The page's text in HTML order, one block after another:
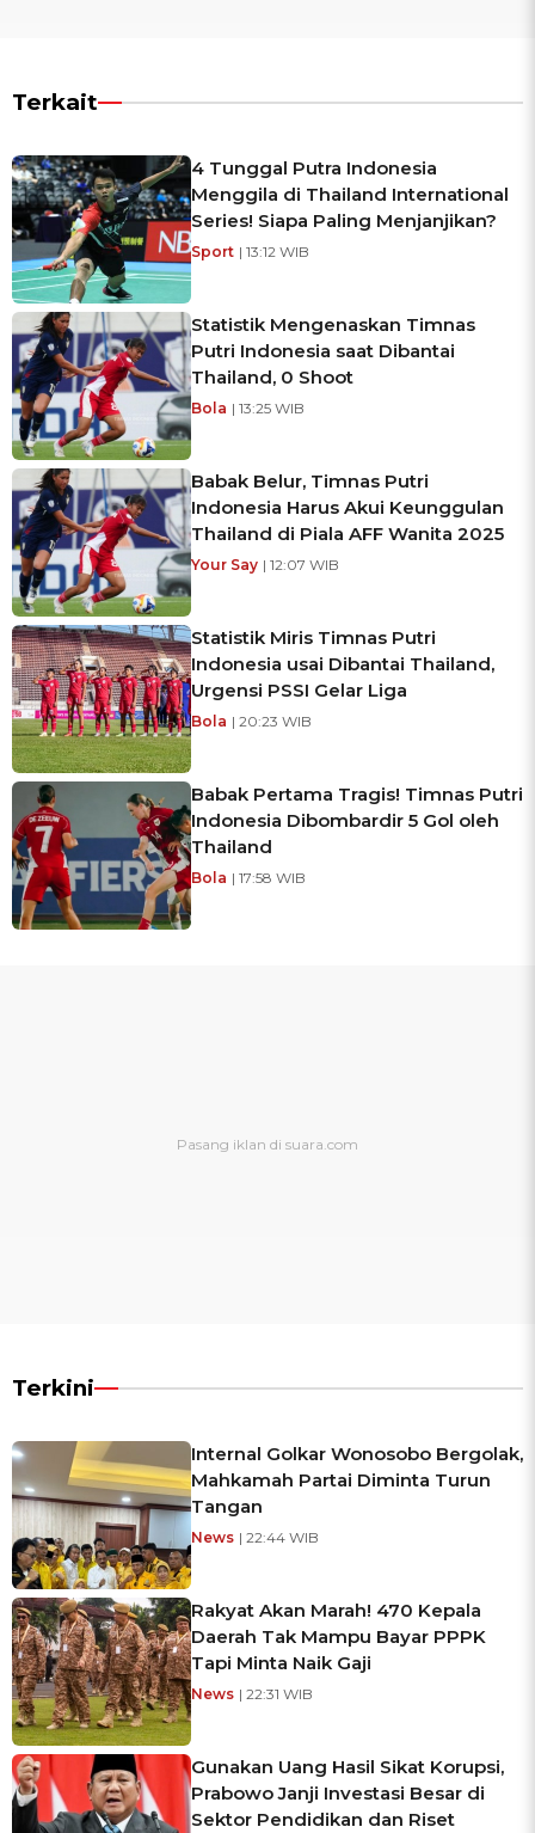
Terkait
4 Tunggal Putra Indonesia
Menggila di Thailand International
Series! Siapa Paling Menjanjikan?
Sport | 13:12 WIB
Statistik Mengenaskan Timnas
Putri Indonesia saat Dibantai
Thailand, 0 Shoot
Bola | 13:25 WIB
Babak Belur, Timnas Putri
Indonesia Harus Akui Keunggulan
Thailand di Piala AFF Wanita 2025
Your Say | 12:07 WIB
Statistik Miris Timnas Putri
Indonesia usai Dibantai Thailand,
Urgensi PSSI Gelar Liga
Bola | 20:23 WIB
Babak Pertama Tragis! Timnas Putri
Indonesia Dibombardir 5 Gol oleh
Thailand
Bola | 17:58 WIB
Terkini
Internal Golkar Wonosobo Bergolak,
Mahkamah Partai Diminta Turun
Tangan
News | 22:44 WIB
Rakyat Akan Marah! 470 Kepala
Daerah Tak Mampu Bayar PPPK
Tapi Minta Naik Gaji
News | 22:31 WIB
Gunakan Uang Hasil Sikat Korupsi,
Prabowo Janji Investasi Besar di
Sektor Pendidikan dan Riset